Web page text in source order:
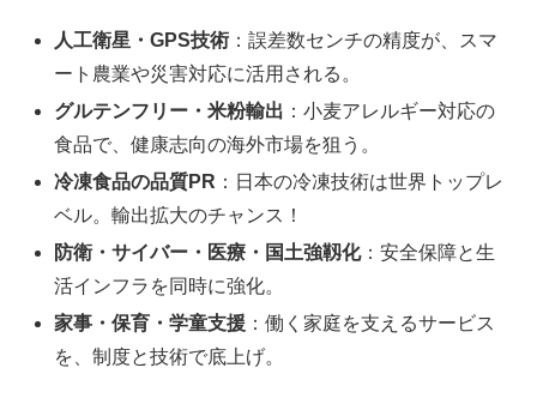
人工衛星・GPS技術 ：誤差数センチの精度が、スマ
ート農業や災害対応に活用される。
グルテンフリー・米粉輸出 ：小麦アレルギー対応の
食品で、健康志向の海外市場を狙う。
冷凍食品の品質PR ：日本の冷凍技術は世界トップレ
ベル。輸出拡大のチャンス！
防衛・サイバー・医療・国土強靱化：安全保障と生
活インフラを同時に強化。
家事・保育・学童支援 ：働く家庭を支えるサービス
を、制度と技術で底上げ。